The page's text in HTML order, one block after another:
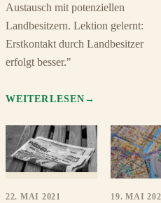
Austausch mit potenziellen
Landbesitzern. Lektion gelernt:
Erstkontakt durch Landbesitzer
erfolgt besser."
WEITERLESEN
22. MAI 2021 19. MAI